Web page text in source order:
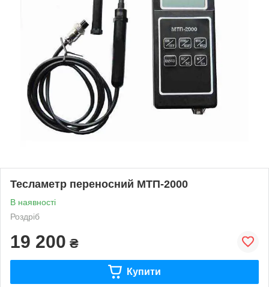
Тесламетр переносний МТП-2000
В наявності
Роздріб
19 200 ₴
Купити